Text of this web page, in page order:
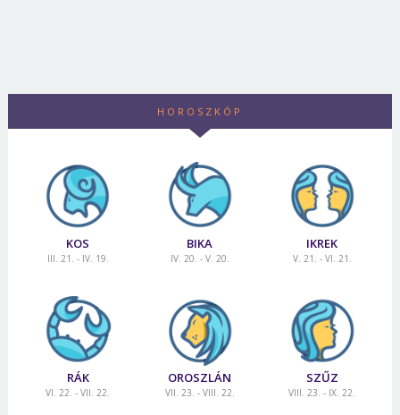
HOROSZKÓP
KOS
III. 21. - IV. 19.
BIKA
IV. 20. - V. 20.
IKREK
V. 21. - VI. 21.
RÁK
VI. 22. - VII. 22.
OROSZLÁN
VII. 23. - VIII. 22.
SZŰZ
VIII. 23. - IX. 22.